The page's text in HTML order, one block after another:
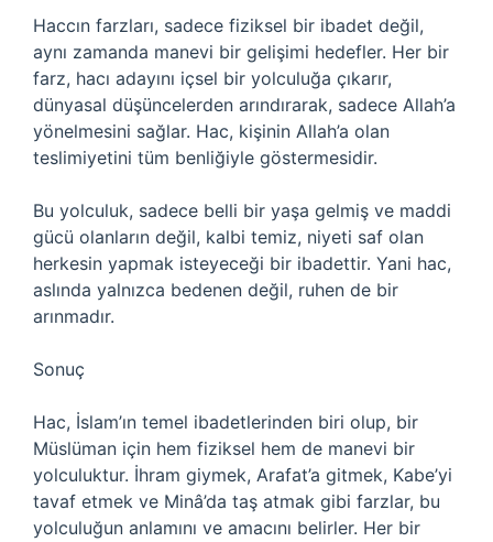
Haccın farzları, sadece fiziksel bir ibadet değil,
aynı zamanda manevi bir gelişimi hedefler. Her bir
farz, hacı adayını içsel bir yolculuğa çıkarır,
dünyasal düşüncelerden arındırarak, sadece Allah’a
yönelmesini sağlar. Hac, kişinin Allah’a olan
teslimiyetini tüm benliğiyle göstermesidir.
Bu yolculuk, sadece belli bir yaşa gelmiş ve maddi
gücü olanların değil, kalbi temiz, niyeti saf olan
herkesin yapmak isteyeceği bir ibadettir. Yani hac,
aslında yalnızca bedenen değil, ruhen de bir
arınmadır.
Sonuç
Hac, İslam’ın temel ibadetlerinden biri olup, bir
Müslüman için hem fiziksel hem de manevi bir
yolculuktur. İhram giymek, Arafat’a gitmek, Kabe’yi
tavaf etmek ve Minâ’da taş atmak gibi farzlar, bu
yolculuğun anlamını ve amacını belirler. Her bir